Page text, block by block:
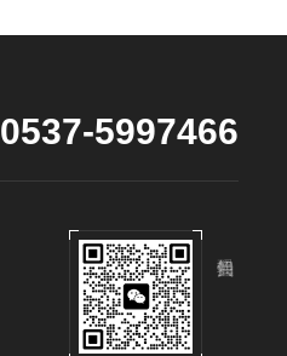
0537-5997466